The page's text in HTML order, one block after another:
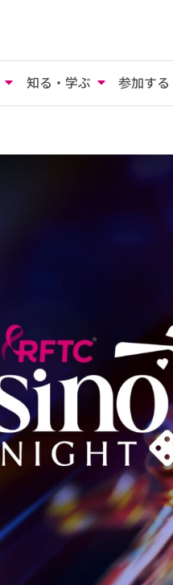
知る・学ぶ 参加する